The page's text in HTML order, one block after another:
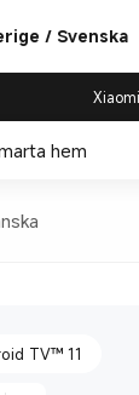
/ Svenska
hem
medie
TV™ 11